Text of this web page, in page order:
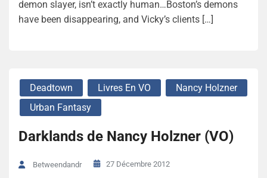
demon slayer, isn’t exactly human…Boston’s demons
have been disappearing, and Vicky’s clients […]
Deadtown Livres En VO
Nancy Holzner
Urban Fantasy
Darklands de Nancy Holzner (VO)
Betweendandr 27 Décembre 2012